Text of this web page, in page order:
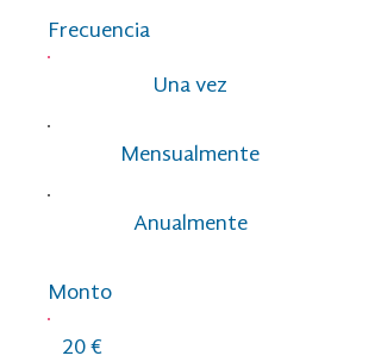
Frecuencia
Una vez
Mensualmente
Anualmente
Monto
20 €